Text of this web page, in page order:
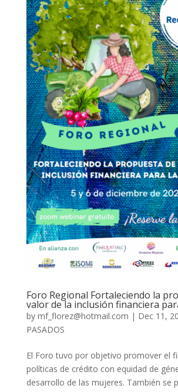
Foro Regional Fortaleciendo la
valor de la inclusión financiera
by mf_florez@hotmail.com | Dec 11,
PASADOS
El Foro tuvo por objetivo promover el
políticas de crédito con equidad de
desarrollo de las mujeres. También se